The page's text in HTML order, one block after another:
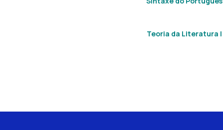
Teoria da Literatura I